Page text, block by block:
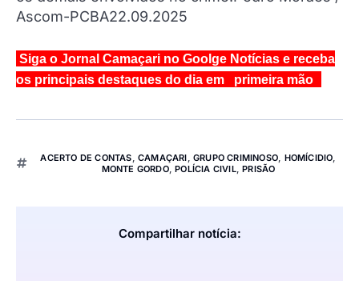
Ascom-PCBA22.09.2025
Siga o Jornal Camaçari no Goolge Notícias e receba
os principais destaques do dia em primeira mão
ACERTO DE CONTAS ,CAMAÇARI ,GRUPO CRIMINOSO HOMÍCIDIO
MONTE GORDO,POLÍCIA CIVIL,PRISÃO
Compartilhar notícia: